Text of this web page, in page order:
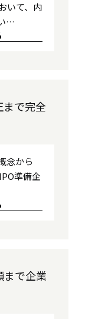
いて、内
…
まで完全
念から
準備企
まで企業